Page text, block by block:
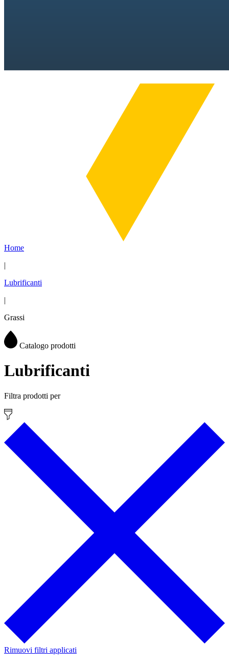
Home
|
Lubrificanti
|
Grassi
Catalogo prodotti
Lubrificanti
Filtra prodotti per
Rimuovi filtri applicati